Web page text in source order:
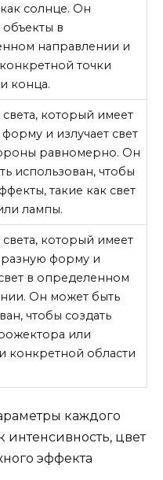
солнце. Он
в
направлении и
точки
конца.
который имеет
и излучает свет
равномерно. Он
использован, чтобы
такие как свет
лампы.
который имеет
форму и
в определенном
Он может быть
чтобы создать
или
конкретной области
каждого
интенсивность, цвет
эффекта